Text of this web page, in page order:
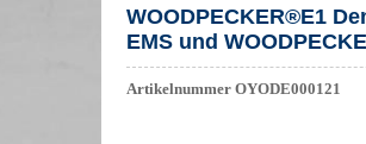
WOODPECKER®E1
EMS und
Artikelnummer OYODE000121